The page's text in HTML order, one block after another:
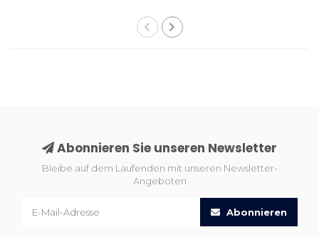
Abonnieren Sie unseren Newsletter
Bleibe auf dem Laufenden mit unseren Newsletter-
Angeboten
Abonnieren